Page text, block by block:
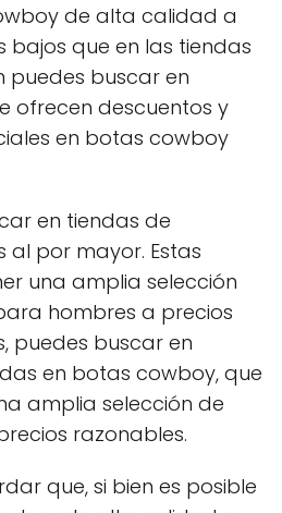
de alta calidad a
bajos que en las tiendas
puedes buscar en
ofrecen descuentos y
en botas cowboy
en tiendas de
al por mayor. Estas
una amplia selección
hombres a precios
puedes buscar en
en botas cowboy, que
amplia selección de
razonables.
que, si bien es posible